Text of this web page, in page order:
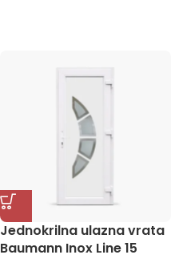
Jednokrilna ulazna vrata
Baumann Inox Line 15